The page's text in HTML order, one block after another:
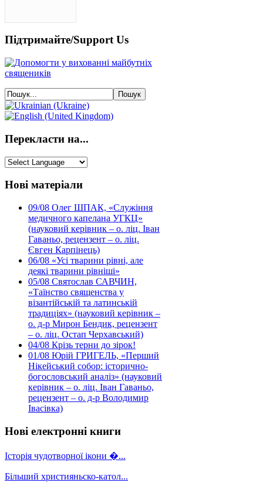
Підтримайте/Support Us
Перекласти на...
Нові матеріали
09/08 Олег ШПАК, «Служіння
медичного капелана УГКЦ»
(науковий керівник – о. ліц. Іван
Гаваньо, рецензент – о. ліц.
Євген Карпінець)
06/08 «Усі тварини рівні, але
деякі тварини рівніші»
05/08 Святослав САВЧИН,
«Таїнство священства у
візантійській та латинській
традиціях» (науковий керівник –
о. д-р Мирон Бендик, рецензент
– о. ліц. Остап Черхавський)
04/08 Крізь терни до зірок!
01/08 Юрій ГРИГЕЛЬ, «Перший
Нікейський собор: історично-
богословський аналіз» (науковий
керівник – о. ліц. Іван Гаваньо,
рецензент – о. д-р Володимир
Івасівка)
Нові електронні книги
Історія чудотворної ікони �...
Більший християньско-катол...